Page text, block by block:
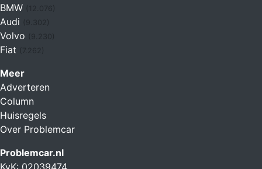
BMW (12.076)
Audi
Volvo
Fiat (7.262)
Meer
Adverteren
Column
Huisregels
Over Problemcar
Problemcar.nl
KvK: 02039474